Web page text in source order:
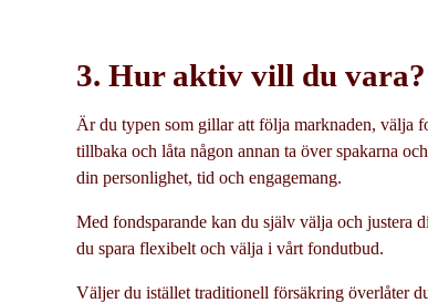
3. Hur aktiv vill du vara?
Är du typen som gillar att följa marknaden, välja
tillbaka och låta någon annan ta över spakarna
din personlighet, tid och engagemang.
Med fondsparande kan du själv välja och justera
du spara flexibelt och välja i vårt fondutbud.
Väljer du istället traditionell försäkring överlåter